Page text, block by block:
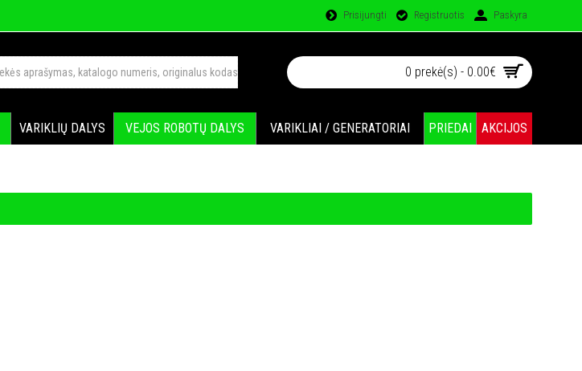
Prisijungti Registruotis Paskyra
0 prekė(s) - 0.00€
VARIKLIŲ DALYS VEJOS ROBOTŲ DALYS VARIKLIAI / GENERATORIAI PRIEDAI AKCIJOS